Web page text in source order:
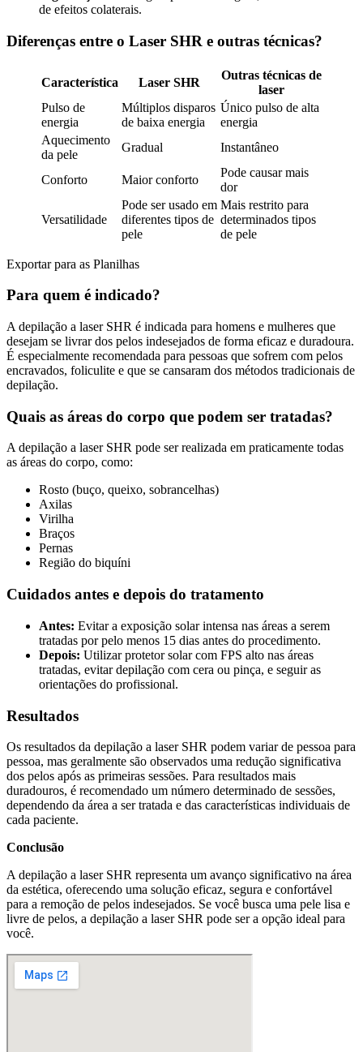
de efeitos colaterais.
Diferenças entre o Laser SHR e outras técnicas?
Característica Laser SHR
Outras técnicas de
laser
Pulso de
energia
Múltiplos disparos
de baixa energia
Único pulso de alta
energia
Aquecimento
da pele
Gradual Instantâneo
Conforto Maior conforto
Pode causar mais
dor
Versatilidade
Pode ser usado em
diferentes tipos de
pele
Mais restrito para
determinados tipos
de pele
Exportar para as Planilhas
Para quem é indicado?
A depilação a laser SHR é indicada para homens e mulheres que
desejam se livrar dos pelos indesejados de forma eficaz e duradoura.
É especialmente recomendada para pessoas que sofrem com pelos
encravados, foliculite e que se cansaram dos métodos tradicionais de
depilação.
Quais as áreas do corpo que podem ser tratadas?
A depilação a laser SHR pode ser realizada em praticamente todas
as áreas do corpo, como:
Rosto (buço, queixo, sobrancelhas)
Axilas
Virilha
Braços
Pernas
Região do biquíni
Cuidados antes e depois do tratamento
Antes: Evitar a exposição solar intensa nas áreas a serem
tratadas por pelo menos 15 dias antes do procedimento.
Depois: Utilizar protetor solar com FPS alto nas áreas
tratadas, evitar depilação com cera ou pinça, e seguir as
orientações do profissional.
Resultados
Os resultados da depilação a laser SHR podem variar de pessoa para
pessoa, mas geralmente são observados uma redução significativa
dos pelos após as primeiras sessões. Para resultados mais
duradouros, é recomendado um número determinado de sessões,
dependendo da área a ser tratada e das características individuais de
cada paciente.
Conclusão
A depilação a laser SHR representa um avanço significativo na área
da estética, oferecendo uma solução eficaz, segura e confortável
para a remoção de pelos indesejados. Se você busca uma pele lisa e
livre de pelos, a depilação a laser SHR pode ser a opção ideal para
você.